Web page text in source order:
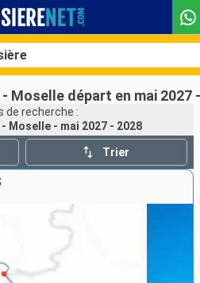
Compagnies
Rechercher
Moselle départ en mai 2027
de recherche :
- Moselle - mai 2027 - 2028
Trier